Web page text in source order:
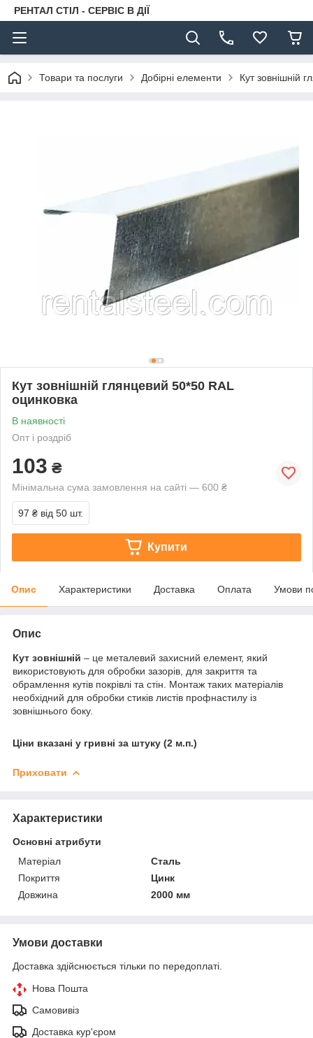
РЕНТАЛ СТІЛ - СЕРВІС В ДІЇ
Товари та послуги Добірні елементи Кут зовнішній
Кут зовнішній глянцевий 50*50 RAL
оцинковка
В наявності
Опт і роздріб
103 ₴
Мінімальна сума замовлення на сайті — 600 ₴
97 ₴ від 50 шт.
Купити
Опис Характеристики Доставка Оплата Умови
Опис
Кут зовнішній – це металевий захисний елемент, який
використовують для обробки зазорів, для закриття та
обрамлення кутів покрівлі та стін. Монтаж таких матеріалів
необхідний для обробки стиків листів профнастилу із
зовнішнього боку.
Ціни вказані у гривні за штуку (2 м.п.)
Приховати
Характеристики
Основні атрибути
Матеріал
Сталь
Покриття
Цинк
Довжина
2000 мм
Умови доставки
Доставка здійснюється тільки по передоплаті.
Нова Пошта
Самовивіз
Доставка кур'єром